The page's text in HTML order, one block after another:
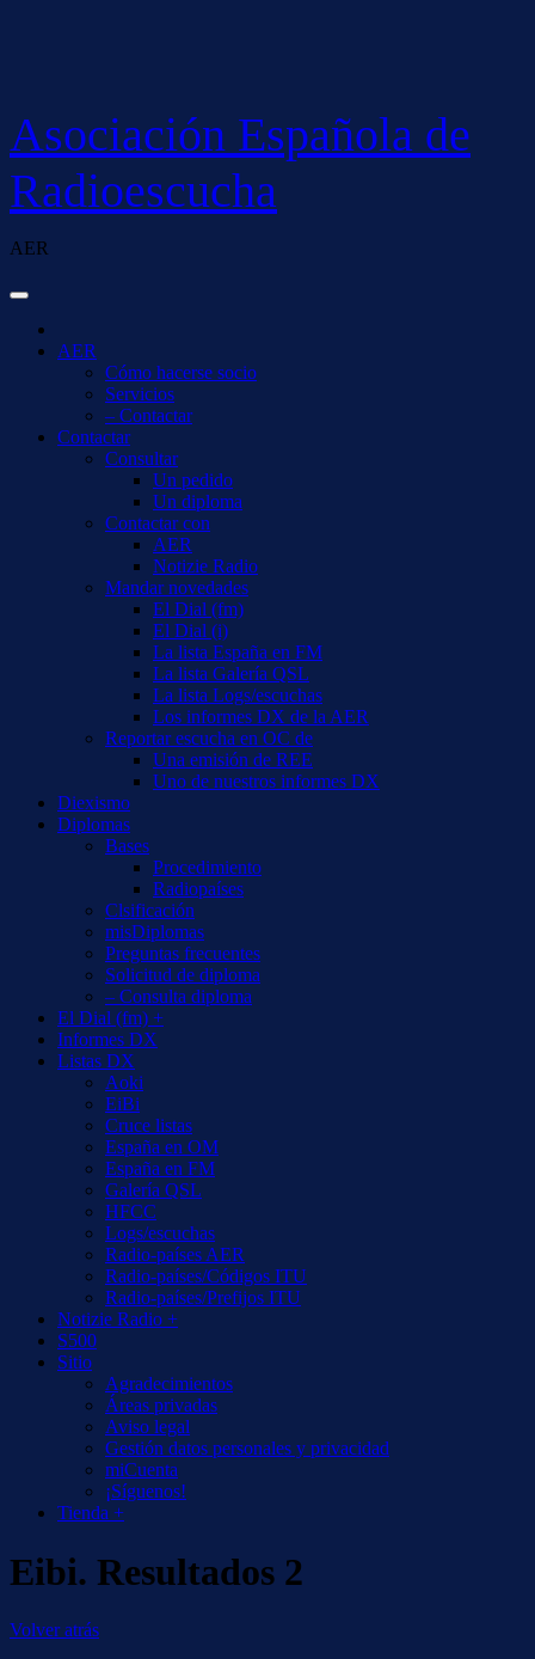
Asociación Española de
Radioescucha
AER
AER
Cómo hacerse socio
Servicios
– Contactar
Contactar
Consultar
Un pedido
Un diploma
Contactar con
AER
Notizie Radio
Mandar novedades
El Dial (fm)
El Dial (i)
La lista España en FM
La lista Galería QSL
La lista Logs/escuchas
Los informes DX de la AER
Reportar escucha en OC de
Una emisión de REE
Uno de nuestros informes DX
Diexismo
Diplomas
Bases
Procedimiento
Radiopaíses
Clsificación
misDiplomas
Preguntas frecuentes
Solicitud de diploma
– Consulta diploma
El Dial (fm) +
Informes DX
Listas DX
Aoki
EiBi
Cruce listas
España en OM
España en FM
Galería QSL
HFCC
Logs/escuchas
Radio-países AER
Radio-países/Códigos ITU
Radio-países/Prefijos ITU
Notizie Radio +
S500
Sitio
Agradecimientos
Áreas privadas
Aviso legal
Gestión datos personales y privacidad
miCuenta
¡Síguenos!
Tienda +
Eibi. Resultados 2
Volver atrás